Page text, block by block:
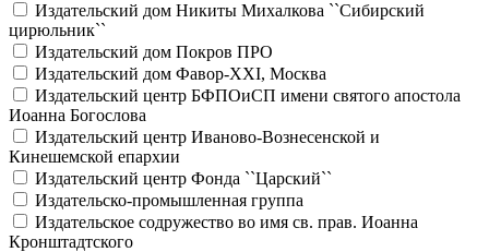
Издательский дом Никиты Михалкова ``Сибирский
цирюльник``
Издательский дом Покров ПРО
Издательский дом Фавор-XXI, Москва
Издательский центр БФПОиСП имени святого апостола
Иоанна Богослова
Издательский центр Иваново-Вознесенской и
Кинешемской епархии
Издательский центр Фонда ``Царский``
Издательско-промышленная группа
Издательское содружество во имя св. прав. Иоанна
Кронштадтского